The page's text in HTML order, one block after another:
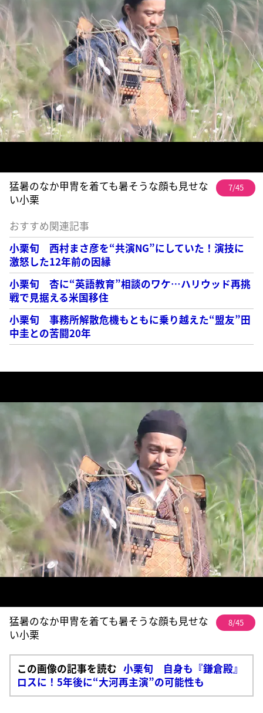
猛暑のなか甲冑を着ても暑そうな顔も見せな
い小栗
7/45
おすすめ関連記事
小栗旬 西村まさ彦を“共演NG”にしていた！演技に
激怒した12年前の因縁
小栗旬 杏に“英語教育”相談のワケ…ハリウッド再挑
戦で見据える米国移住
小栗旬 事務所解散危機もともに乗り越えた“盟友”田
中圭との苦闘20年
猛暑のなか甲冑を着ても暑そうな顔も見せな
い小栗
8/45
この画像の記事を読む 小栗旬 自身も『鎌倉殿』
ロスに！5年後に“大河再主演”の可能性も